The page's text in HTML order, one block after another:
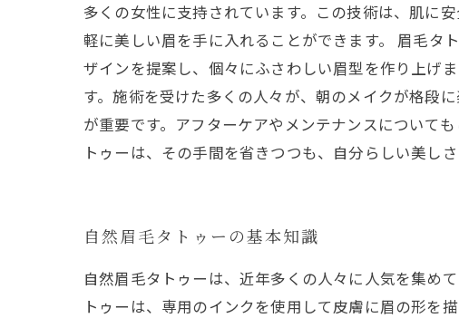
多くの女性に支持されています。この技術は、肌に
軽に美しい眉を手に入れることができます。 眉毛タ
ザインを提案し、個々にふさわしい眉型を作り上げ
す。施術を受けた多くの人々が、朝のメイクが格段
が重要です。アフターケアやメンテナンスについて
トゥーは、その手間を省きつつも、自分らしい美し
自然眉毛タトゥーの基本知識
自然眉毛タトゥーは、近年多くの人々に人気を集め
トゥーは、専用のインクを使用して皮膚に眉の形を